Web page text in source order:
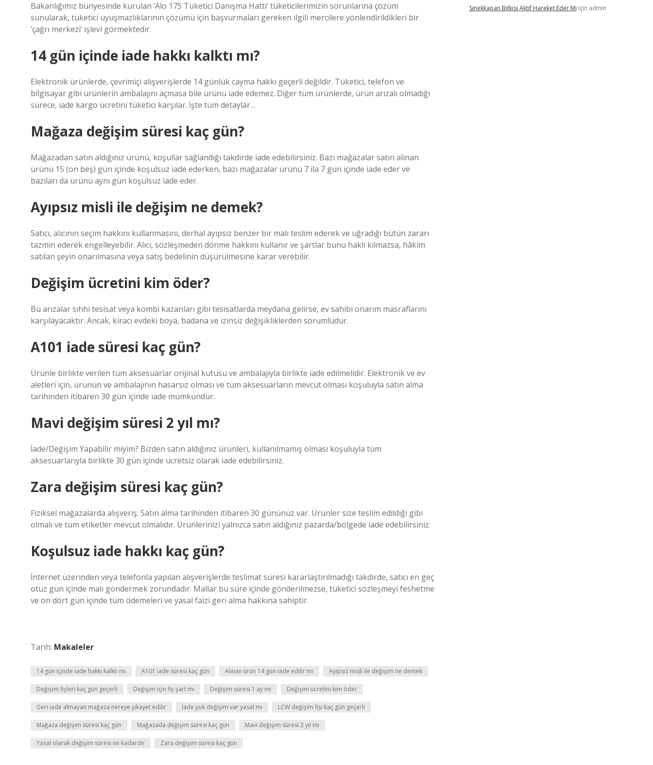
Bakanlığımız bünyesinde kurulan ‘Alo 175 Tüketici Danışma Hattı’ tüketicilerimizin sorunlarına çözüm
sunularak, tüketici uyuşmazlıklarının çözümü için başvurmaları gereken ilgili mercilere yönlendirildikleri bir
‘çağrı merkezi’ işlevi görmektedir.
14 gün içinde iade hakkı kalktı mı?
Elektronik ürünlerde, çevrimiçi alışverişlerde 14 günlük cayma hakkı geçerli değildir. Tüketici, telefon ve
bilgisayar gibi ürünlerin ambalajını açmasa bile ürünü iade edemez. Diğer tüm ürünlerde, ürün arızalı olmadığı
sürece, iade kargo ücretini tüketici karşılar. İşte tüm detaylar…
Mağaza değişim süresi kaç gün?
Mağazadan satın aldığınız ürünü, koşullar sağlandığı takdirde iade edebilirsiniz. Bazı mağazalar satın alınan
ürünü 15 (on beş) gün içinde koşulsuz iade ederken, bazı mağazalar ürünü 7 ila 7 gün içinde iade eder ve
bazıları da ürünü aynı gün koşulsuz iade eder.
Ayıpsız misli ile değişim ne demek?
Satıcı, alıcının seçim hakkını kullanmasını, derhal ayıpsız benzer bir malı teslim ederek ve uğradığı bütün zararı
tazmin ederek engelleyebilir. Alıcı, sözleşmeden dönme hakkını kullanır ve şartlar bunu haklı kılmazsa, hâkim
satılan şeyin onarılmasına veya satış bedelinin düşürülmesine karar verebilir.
Değişim ücretini kim öder?
Bu arızalar sıhhi tesisat veya kombi kazanları gibi tesisatlarda meydana gelirse, ev sahibi onarım masraflarını
karşılayacaktır. Ancak, kiracı evdeki boya, badana ve izinsiz değişikliklerden sorumludur.
A101 iade süresi kaç gün?
Ürünle birlikte verilen tüm aksesuarlar orijinal kutusu ve ambalajıyla birlikte iade edilmelidir. Elektronik ve ev
aletleri için, ürünün ve ambalajının hasarsız olması ve tüm aksesuarların mevcut olması koşuluyla satın alma
tarihinden itibaren 30 gün içinde iade mümkündür.
Mavi değişim süresi 2 yıl mı?
İade/Değişim Yapabilir miyim? Bizden satın aldığınız ürünleri, kullanılmamış olması koşuluyla tüm
aksesuarlarıyla birlikte 30 gün içinde ücretsiz olarak iade edebilirsiniz.
Zara değişim süresi kaç gün?
Fiziksel mağazalarda alışveriş: Satın alma tarihinden itibaren 30 gününüz var. Ürünler size teslim edildiği gibi
olmalı ve tüm etiketler mevcut olmalıdır. Ürünlerinizi yalnızca satın aldığınız pazarda/bölgede iade edebilirsiniz.
Koşulsuz iade hakkı kaç gün?
İnternet üzerinden veya telefonla yapılan alışverişlerde teslimat süresi kararlaştırılmadığı takdirde, satıcı en geç
otuz gün içinde malı göndermek zorundadır. Mallar bu süre içinde gönderilmezse, tüketici sözleşmeyi feshetme
ve on dört gün içinde tüm ödemeleri ve yasal faizi geri alma hakkına sahiptir.
Tarih: Makaleler
14 gün içinde iade hakkı kalktı mı A101 iade süresi kaç gün Alınan ürün 14 gün iade edilir mi Ayıpsız misli ile değişim ne demek
Değişim fişleri kaç gün geçerli Değişim için fiş şart mı Değişim süresi 1 ay mı Değişim ücretini kim öder
Geri iade almayan mağaza nereye şikayet edilir İade yok değişim var yasal mı LCW değişim fişi kaç gün geçerli
Mağaza değişim süresi kaç gün Mağazada değişim süresi kaç gün Mavi değişim süresi 2 yıl mı
Yasal olarak değişim süresi ne kadardır Zara değişim süresi kaç gün
Sinekkapan Bitkisi Aktif Hareket Eder Mi için admin